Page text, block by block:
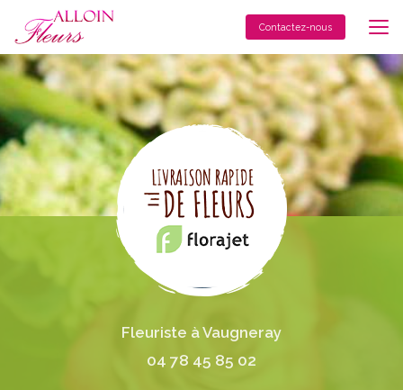
contenu
principal
Contactez-nous
Fleuriste à Vaugneray
04 78 45 85 02